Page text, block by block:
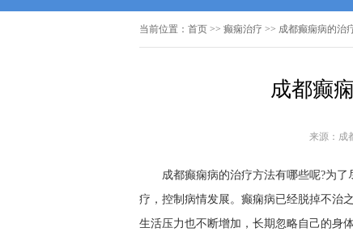
当前位置： 首页 >> 癫痫治疗 >> 成都癫痫病的治
成都癫
来源：成
成都癫痫病的治疗方法有哪些呢?为了
疗，控制病情发展。癫痫病已经脱掉不治
生活压力也不断增加，长期忽略自己的身